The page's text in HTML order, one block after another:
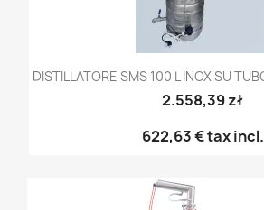
DISTILLATORE SMS 100 L INOX SU
2.558,39 zł
622,63 €tax incl.